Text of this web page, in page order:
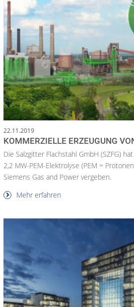
22.11.2019
KOMMERZIELLE ERZEUGUNG
Die Salzgitter Flachstahl GmbH (SZFG)
2,2 MW-PEM-Elektrolyse (PEM =
Siemens Gas and Power vergeben.
Mehr erfahren